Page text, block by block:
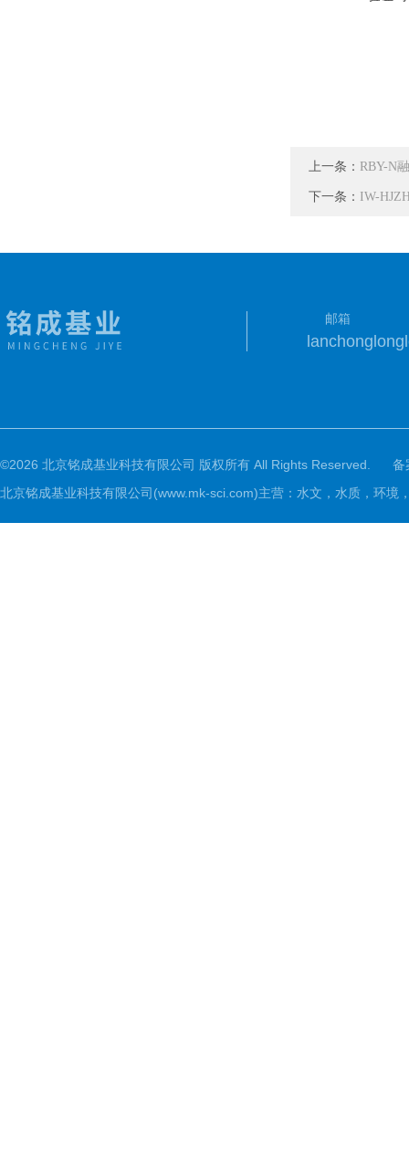
上一条： RBY-N
下一条： IW-
邮箱
©2026 北京铭成基业科技有限公司 版权所有 All Rights Reserved.
备
北京铭成基业科技有限公司(www.mk-sci.com)主营：水文，水质，环境